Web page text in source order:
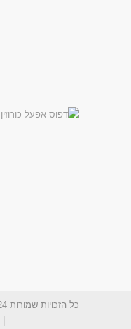
כל הזכויות שמורות 2024 © דפוס אפעל